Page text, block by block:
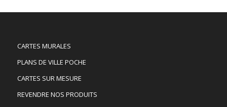
192.00 €
CARTES MURALES
PLANS DE VILLE POCHE
CARTES SUR MESURE
REVENDRE NOS PRODUITS